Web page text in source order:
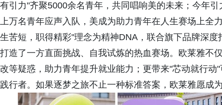
有引力"齐聚5000余名青年，共同唱响美的未来；今年
上万名青年应声入队，美成为助力青年在人生赛场上全
生苦短，职得精彩"理念为精神DNA，联合旗下品牌深
打造了一方直面挑战、自我试炼的热血赛场。欧莱雅不
改等疑惑，助力青年提升就业能力；更带来"芯动就行
践行者。如果逐梦之旅不止一种标准答案，欧莱雅愿成